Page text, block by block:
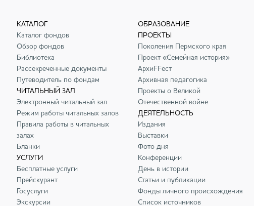
КАТАЛОГ
Каталог фондов
Обзор фондов
Библиотека
Рассекреченные документы
Путеводитель по фондам
ЧИТАЛЬНЫЙ ЗАЛ
Электронный читальный зал
Режим работы читальных залов
Правила работы в читальных
залах
Бланки
УСЛУГИ
Бесплатные услуги
Прейскурант
Госуслуги
Экскурсии
ОБРАЗОВАНИЕ
ПРОЕКТЫ
Поколения Пермского края
Проект «Семейная история»
АрхиFFест
Архивная педагогика
Проекты о Великой
Отечественной войне
ДЕЯТЕЛЬНОСТЬ
Издания
Выставки
Фото дня
Конференции
День в истории
Статьи и публикации
Фонды личного происхождения
Список источников